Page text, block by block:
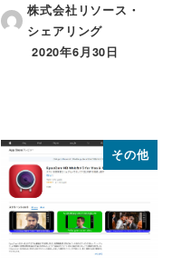
株式会社リソース・
シェアリング
投稿日
2020年6月30日
その他